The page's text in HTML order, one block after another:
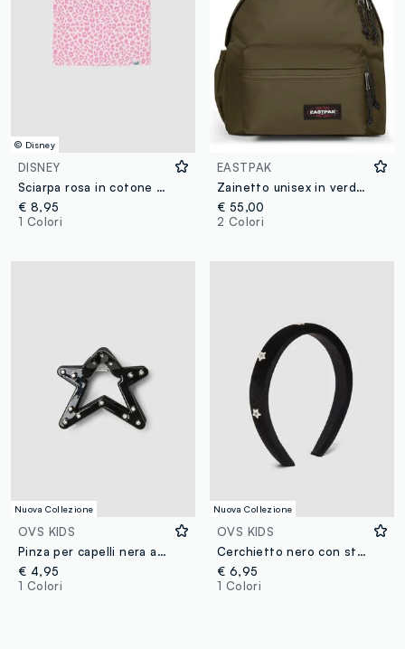
© Disney
DISNEY
Sciarpa rosa in cotone elasticizzato con fantasia Lilo & Stitch per bambina
€ 8,95
1 Colori
EASTPAK
Zainetto unisex in verde militare EASTPAK
€ 55,00
2 Colori
Nuova Collezione
OVS KIDS
Pinza per capelli nera a stella con strass per bambina
€ 4,95
1 Colori
Nuova Collezione
OVS KIDS
Cerchietto nero con stelline applicate per bambina
€ 6,95
1 Colori